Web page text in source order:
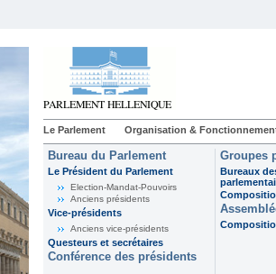
Le Parlement Organisation &
Bureau du Parlement
Le Président du Parlement
Election-Mandat-Pouvoirs
Anciens présidents
Vice-présidents
Anciens vice-présidents
Questeurs et secrétaires
Conférence des présidents
Groupes
Bureaux